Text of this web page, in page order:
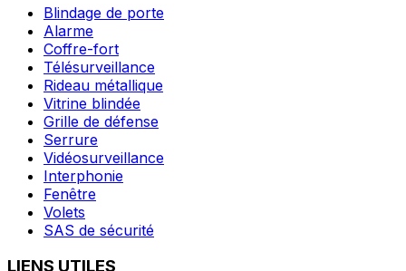
Blindage de porte
Alarme
Coffre-fort
Télésurveillance
Rideau métallique
Vitrine blindée
Grille de défense
Serrure
Vidéosurveillance
Interphonie
Fenêtre
Volets
SAS de sécurité
LIENS UTILES